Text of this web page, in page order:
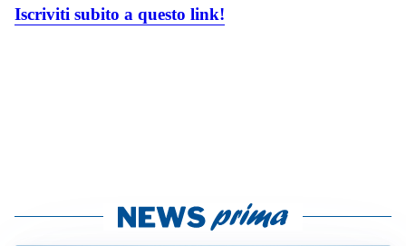
Iscriviti subito a questo link!